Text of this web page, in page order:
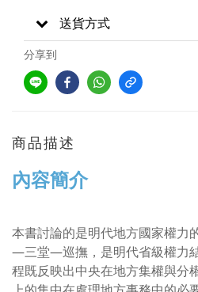
送貨方式
分享到
商品描述
內容簡介
本書討論的是明代地方國家權力
—三堂—巡撫，是明代省級權力
程既反映出中央在地方集權與分